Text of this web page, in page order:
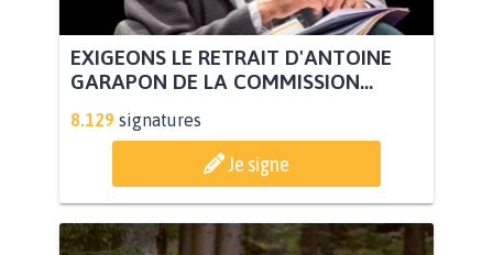
EXIGEONS LE RETRAIT D'ANTOINE
GARAPON DE LA COMMISSION...
8.129 signatures
Je signe